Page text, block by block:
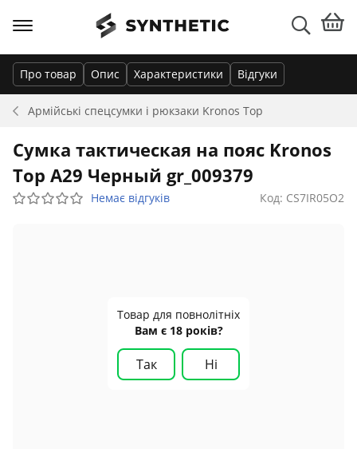
Армійські спецсумки і рюкзаки Kronos Top
Про товар Опис Характеристики Відгуки
Сумка тактическая на пояс Kronos
Top A29 Черный gr_009379
Немає відгуків Код: CS7IR05O2
Товар для повнолітніх
Вам є 18 років?
Так Ні